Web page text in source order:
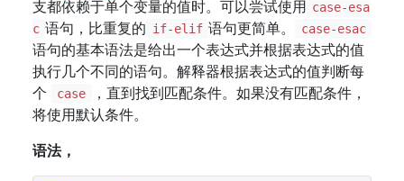
支都依赖于单个变量的值时。可以尝试使用 case-esa
c 语句，比重复的 if-elif 语句更简单。 case-esac
语句的基本语法是给出一个表达式并根据表达式的值
执行几个不同的语句。解释器根据表达式的值判断每
个
case
，直到找到匹配条件。如果没有匹配条件，
将使用默认条件。
语法，